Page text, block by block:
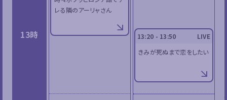
13時
レる隣のアーリャさん
13:20 - 13:50
LIVE
きみが死ぬまで恋をしたい